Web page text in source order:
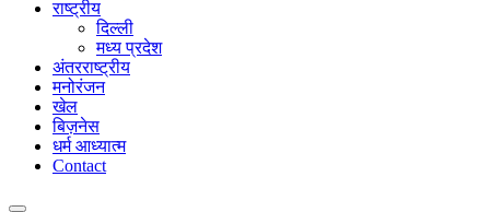
राष्ट्रीय
दिल्ली
मध्य प्रदेश
अंतरराष्ट्रीय
मनोरंजन
खेल
बिज़नेस
धर्म आध्यात्म
Contact